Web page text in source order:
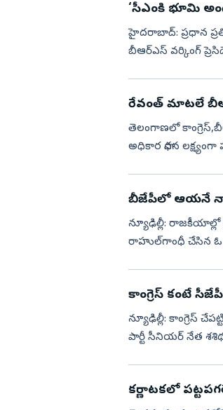
‘సీఎంకి భూమి
హైదరాబాద్‌: ప్రధాన ప్రతిపక్షం ముల్లు గర్రతో పొడిస్తే తప్ప ప్రభుత్వం బాద్యతలు నిర్వహించడం లేదని
బీఆర్‌ఎస్‌ వర్కింగ్‌
రేవంత్‌ మాటలే
తెలంగాణలో
అధికార సాధన లక్ష్యంగా
బీజేపీలో ఆయనే నా
న్యూఢిల్లీ: రాజకీయాల్లో
రాహుల్‌గాంధీ చేసిన ఓ
కాంగ్రెస్ కంటే
న్యూఢిల్లీ: కాంగ్రెస్
పార్టీ సీనియర్ నేత
కర్ణాటకలో